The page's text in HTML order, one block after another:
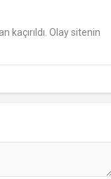
kaçırıldı. Olay sitenin